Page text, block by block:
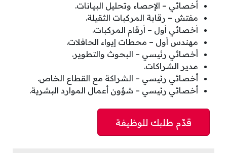
أخصائي – الإحصاء وتحليل البيانات.
مفتش – رقابة المركبات الثقيلة.
أخصائي أول – أرقام المركبات.
مهندس أول – محطات إيواء الحافلات.
أخصائي رئيسي – البحوث والتطوير.
مدير الشراكات.
أخصائي رئيسي – الشراكة مع القطاع الخاص.
أخصائي رئيسي – شؤون أعمال الموارد البشرية.